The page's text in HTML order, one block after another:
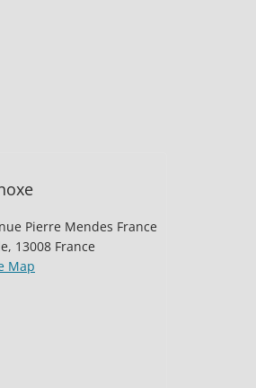
Pierre Mendes France
, 13008 France
Map